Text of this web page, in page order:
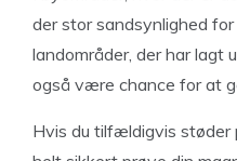
der stor sandsynlighed
landområder, der har lagt
også være chance for at
Hvis du tilfældigvis støder